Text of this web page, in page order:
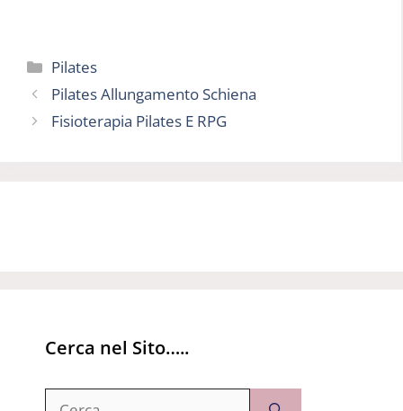
Categorie
Pilates
Pilates Allungamento Schiena
Fisioterapia Pilates E RPG
Cerca nel Sito…..